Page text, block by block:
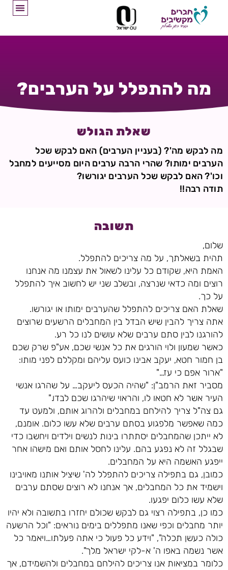
מה להתפלל על הערבים?
שאלת הגולש
מה לבקש מה'? (בעניין הערבים) האם לבקש שכל
הערבים ימותו? שהרי הרבה ערבים היום מסייעים למחבל
וכו'? האם לבקש שכל הערבים יגורשו?
תודה רבה!!
תשובה
שלום,
תהית בשאלתך, על מה צריכים להתפלל.
האמת היא, שקודם כל עלינו לשאול את עצמנו מה אנחנו
רוצים ומה כדאי שנרצה, ובשלב שני יש לחשוב איך להתפלל
על כך.
שאלת האם צריכים להתפלל שהערבים ימותו או יגורשו.
אתה צריך להבין שיש הבדל בין המחבלים הרשעים שרוצים
להורגנו לבין סתם ערבים שלא עושים לנו כל רע.
כאשר שמעון ולוי הורגים את כל אנשי שכם, אע"פ שרק שכם
בן חמור חטא, יעקב אבינו כועס עליהם ומקללם לפני מותו:
"ארור אפם כי עז…"
מסביר זאת הרמב"ן: "שהיה הכעס ליעקב… על שהרגו אנשי
העיר אשר לא חטאו לו, והראוי שיהרגו שכם לבדו."
גם צה"ל צריך להילחם במחבלים ולהרוג אותם, ולמעט עד
כמה שאפשר מלפגוע בסתם ערבים שלא עשו כלום. אומנם,
לא ייתכן שהמחבלים יסתתרו בינות לנשים וילדים ויחשבו כדי
שבגלל זה לא נפגע בהם. עלינו לחסל אותם ואם מישהו אחר
ייפגע האשמה היא על המחבלים.
כמובן, גם בתפילה צריכים להתפלל לה' שיציל אותנו מאויבינו
וישמיד את כל המחבלים, אך אנחנו לא רוצים שסתם ערבים
שלא עשו כלום יפגעו.
כמו כן, בתפילה רצוי גם לבקש שכולם יחזרו בתשובה ולא יהיו
יותר מחבלים וכפי שאנו מתפללים בימים נוראים: "וכל הרשעה
כולה כעשן תכלה", "וידע כל פעול כי אתה פעלתו…ויאמר כל
אשר נשמה באפו ה' א-לקי ישראל מלך".
כלומר במציאות אנו צריכים להילחם במחבלים ולהשמידם, אך